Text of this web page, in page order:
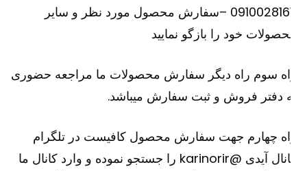
09100281611 –سفارش محصول مورد نظر و سایر
خود را بازگو نمایید
سوم راه دیگر سفارش محصولات ما مراجعه حضوری
دفتر فروش و ثبت سفارش میباشد.
چهارم جهت سفارش محصول کافیست در تلگرام
کانال آیدی @karinorir را جستجو نموده و وارد کانال ما